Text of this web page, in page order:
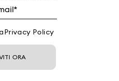
Privacy Policy
ORA